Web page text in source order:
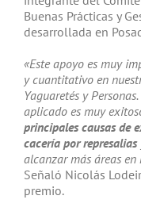
Buenas Prácticas y
desarrollada en
«Este apoyo es muy
y cuantitativo en
Yaguaretés y
aplicado es muy
principales causas de
cacería por represalias
alcanzar más áreas
Señaló Nicolás
premio.